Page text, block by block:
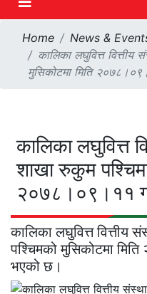
Home
News &
कालिका लघुवित्त
मुसिकोटमा मिति
कालिका लघुवित्त
शाखा रुकुम
२०७८।०९।११
कालिका लघुवित्त
पश्चिमको मुसिकोटमा
भएको छ।